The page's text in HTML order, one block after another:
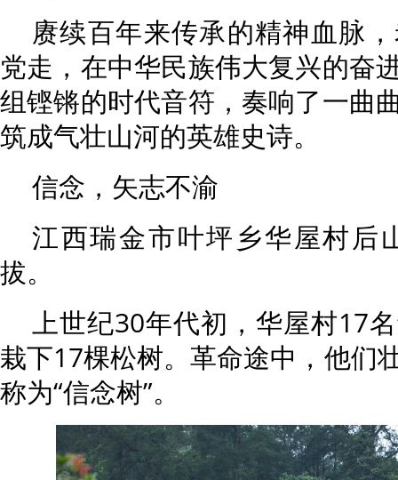
赓续百年来传承的精神血脉
党走，在中华民族伟大复兴的奋
组铿锵的时代音符，奏响了一曲
筑成气壮山河的英雄史诗。
信念，矢志不渝
江西瑞金市叶坪乡华屋村后
拔。
上世纪30年代初，华屋村17
栽下17棵松树。革命途中，他们
称为“信念树”。